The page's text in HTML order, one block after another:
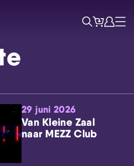
navigatie
ZoekTicketsAccount
Menu
29 juni 2026
Van Kleine Zaal
naar MEZZ Club